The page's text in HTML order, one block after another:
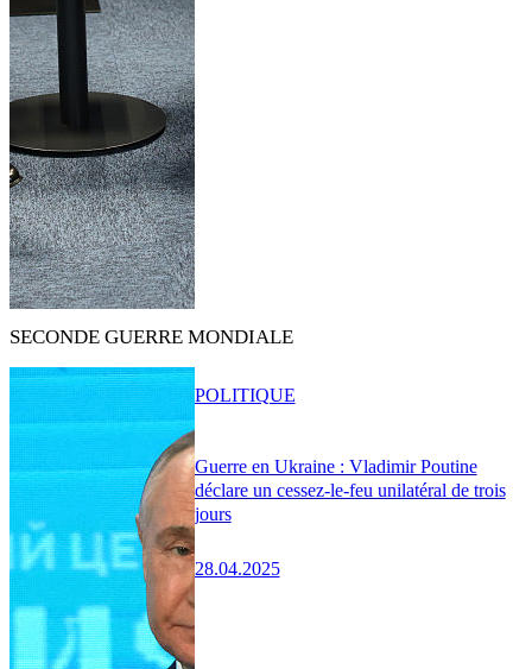
SECONDE GUERRE MONDIALE
Guerre en Ukraine : Vladimir Poutine
déclare un cessez-le-feu unilatéral de trois
jours
28.04.2025
POLITIQUE